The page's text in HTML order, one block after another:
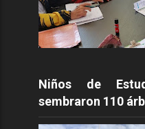
Niños de
sembraron 110